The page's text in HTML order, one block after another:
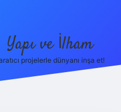
Yapı ve İlham
projelerle dünyanı inşa et!